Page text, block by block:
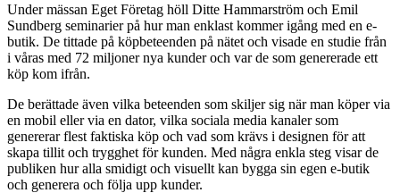
Under mässan Eget Företag höll Ditte Hammarström och Emil
Sundberg seminarier på hur man enklast kommer igång med en e-
butik. De tittade på köpbeteenden på nätet och visade en studie från
i våras med 72 miljoner nya kunder och var de som genererade ett
köp kom ifrån.
De berättade även vilka beteenden som skiljer sig när man köper via
en mobil eller via en dator, vilka sociala media kanaler som
genererar flest faktiska köp och vad som krävs i designen för att
skapa tillit och trygghet för kunden. Med några enkla steg visar de
publiken hur alla smidigt och visuellt kan bygga sin egen e-butik
och generera och följa upp kunder.